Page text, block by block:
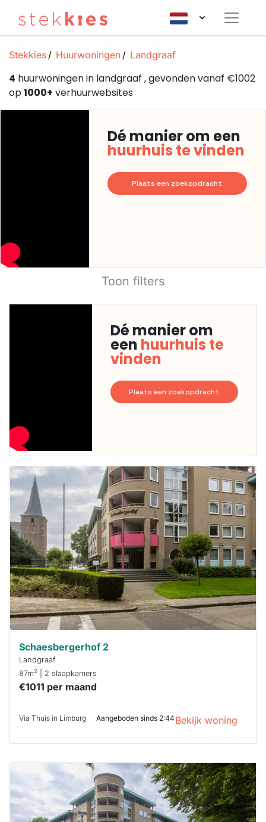
Stekkies Huurwoningen Landgraaf
4 huurwoningen in landgraaf , gevonden vanaf €1002
op1000+ verhuurwebsites
Dé manier om een
huurhuis te vinden
Plaats een zoekopdracht
Toon filters
Dé manier om
een huurhuis te
vinden
Plaats een zoekopdracht
Deze woning
al verhuurd
Om kans te
maken moet je
binnen 15
minuten
reageren.
Stekkies helpt
je hierbij!
Schaesbergerhof 2
Landgraaf
87m2 | 2 slaapkamers
€1011 per maand
Via Thuis in Limburg Aangeboden sinds 2:44 Bekijk woning
Deze woning
waarschijnlijk
al verhuurd
Om kans te